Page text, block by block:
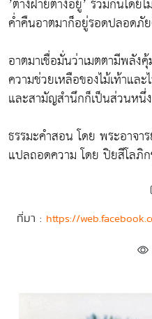
ค่ำคืนอาตมาก็อยู่รอดปลอดภั
อาตมาเชื่อมั่นว่าเมตตามีพลัง
ความช่วยเหลือของไม้เท้าแล
และสามัญสำนึกก็เป็นส่วนหนึ่
ธรรมะคำสอน โดย พระอาจา
แปลถอดความ โดย ปิยสีโลภิ
ที่มา : https://